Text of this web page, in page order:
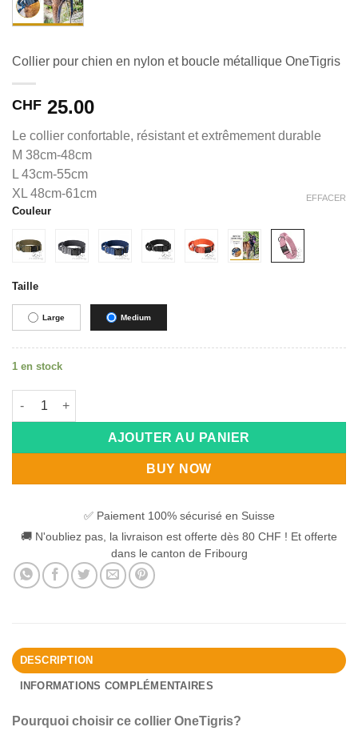
Collier pour chien en nylon et boucle métallique OneTigris
CHF 25.00
Le collier confortable, résistant et extrêmement durable
M 38cm-48cm
L 43cm-55cm
XL 48cm-61cm
Couleur
Taille
Large Medium
EFFACER
1 en stock
AJOUTER AU PANIER
BUY NOW
Alternative:
✅ Paiement 100% sécurisé en Suisse
🚚 N'oubliez pas, la livraison est offerte dès 80 CHF ! Et offerte
dans le canton de Fribourg
DESCRIPTION
INFORMATIONS COMPLÉMENTAIRES
Pourquoi choisir ce collier OneTigris?